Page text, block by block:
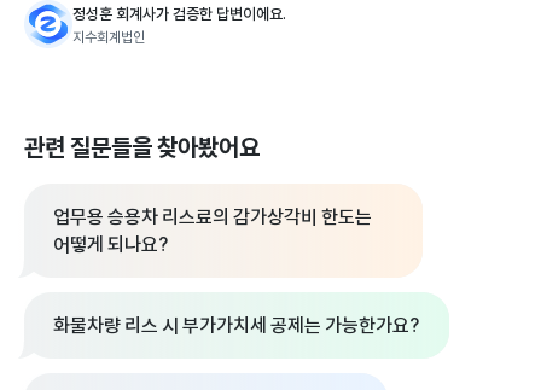
정성훈 회계사가 검증한 답변이에요.
지수회계법인
관련 질문들을 찾아봤어요
업무용 승용차 리스료의 감가상각비 한도는
어떻게 되나요?
화물차량 리스 시 부가가치세 공제는 가능한가요?